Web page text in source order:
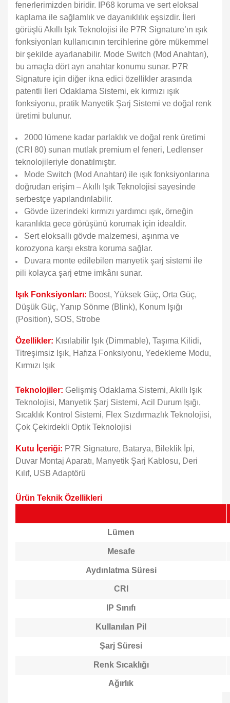
fenerlerimizden biridir. IP68 koruma ve sert eloksal
kaplama ile sağlamlık ve dayanıklılık eşsizdir. İleri
görüşlü Akıllı Işık Teknolojisi ile P7R Signature’ın ışık
fonksiyonları kullanıcının tercihlerine göre mükemmel
bir şekilde ayarlanabilir. Mode Switch (Mod Anahtarı),
bu amaçla dört ayrı anahtar konumu sunar. P7R
Signature için diğer ikna edici özellikler arasında
patentli İleri Odaklama Sistemi, ek kırmızı ışık
fonksiyonu, pratik Manyetik Şarj Sistemi ve doğal renk
üretimi bulunur.
2000 lümene kadar parlaklık ve doğal renk üretimi
(CRI 80) sunan mutlak premium el feneri, Ledlenser
teknolojileriyle donatılmıştır.
Mode Switch (Mod Anahtarı) ile ışık fonksiyonlarına
doğrudan erişim – Akıllı Işık Teknolojisi sayesinde
serbestçe yapılandırılabilir.
Gövde üzerindeki kırmızı yardımcı ışık, örneğin
karanlıkta gece görüşünü korumak için idealdir.
Sert eloksallı gövde malzemesi, aşınma ve
korozyona karşı ekstra koruma sağlar.
Duvara monte edilebilen manyetik şarj sistemi ile
pili kolayca şarj etme imkânı sunar.
Işık Fonksiyonları: Boost, Yüksek Güç, Orta Güç,
Düşük Güç, Yanıp Sönme (Blink), Konum Işığı
(Position), SOS, Strobe
Özellikler: Kısılabilir Işık (Dimmable), Taşıma Kilidi,
Titreşimsiz Işık, Hafıza Fonksiyonu, Yedekleme Modu,
Kırmızı Işık
Teknolojiler: Gelişmiş Odaklama Sistemi, Akıllı Işık
Teknolojisi, Manyetik Şarj Sistemi, Acil Durum Işığı,
Sıcaklık Kontrol Sistemi, Flex Sızdırmazlık Teknolojisi,
Çok Çekirdekli Optik Teknolojisi
Kutu İçeriği: P7R Signature, Batarya, Bileklik İpi,
Duvar Montaj Aparatı, Manyetik Şarj Kablosu, Deri
Kılıf, USB Adaptörü
Ürün Teknik Özellikleri
Lümen
Mesafe
Aydınlatma Süresi
CRI
IP Sınıfı
Kullanılan Pil
Şarj Süresi
Renk Sıcaklığı
Ağırlık